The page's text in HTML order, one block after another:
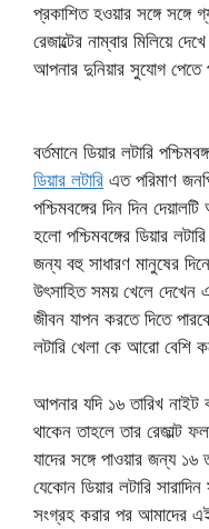
প্রকাশিত হওয়ার সঙ্গে সঙ্গে
রেজাল্টের নাম্বার মিলিয়ে
আপনার দুনিয়ার সুযোগ পেতে
বর্তমানে ডিয়ার লটারি
ডিয়ার লটারি এত পরিমাণ
পশ্চিমবঙ্গের দিন দিন
হলো পশ্চিমবঙ্গের ডিয়ার
জন্য বহু সাধারণ মানুষের
উৎসাহিত সময় খেলে দেখেন
জীবন যাপন করতে দিতে
লটারি খেলা কে আরো বেশি
আপনার যদি ১৬ তারিখ নাইট
থাকেন তাহলে তার রেজাল্ট
যাদের সঙ্গে পাওয়ার জন্য
যেকোন ডিয়ার লটারি
সংগ্রহ করার পর আমাদের